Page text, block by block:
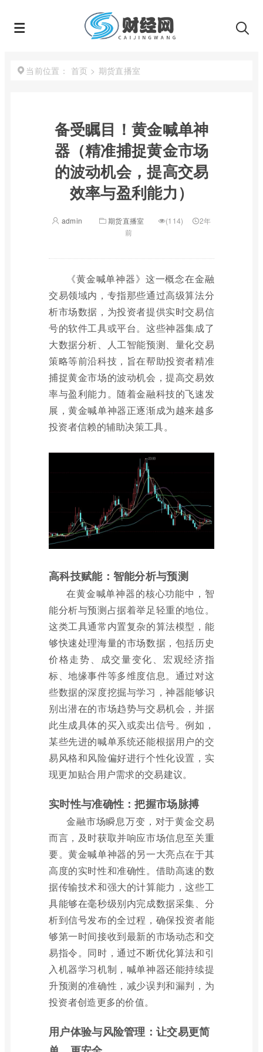
当前位置： 首页 > 期货直播室
备受瞩目！黄金喊单神
器（精准捕捉黄金市场
的波动机会，提高交易
效率与盈利能力）
admin 期货直播室 (114)
2年
前
《黄金喊单神器》这一概念在金融
交易领域内，专指那些通过高级算法分
析市场数据，为投资者提供实时交易信
号的软件工具或平台。这些神器集成了
大数据分析、人工智能预测、量化交易
策略等前沿科技，旨在帮助投资者精准
捕捉黄金市场的波动机会，提高交易效
率与盈利能力。随着金融科技的飞速发
展，黄金喊单神器正逐渐成为越来越多
投资者信赖的辅助决策工具。
高科技赋能：智能分析与预测
在黄金喊单神器的核心功能中，智
能分析与预测占据着举足轻重的地位。
这类工具通常内置复杂的算法模型，能
够快速处理海量的市场数据，包括历史
价格走势、成交量变化、宏观经济指
标、地缘事件等多维度信息。通过对这
些数据的深度挖掘与学习，神器能够识
别出潜在的市场趋势与交易机会，并据
此生成具体的买入或卖出信号。例如，
某些先进的喊单系统还能根据用户的交
易风格和风险偏好进行个性化设置，实
现更加贴合用户需求的交易建议。
实时性与准确性：把握市场脉搏
金融市场瞬息万变，对于黄金交易
而言，及时获取并响应市场信息至关重
要。黄金喊单神器的另一大亮点在于其
高度的实时性和准确性。借助高速的数
据传输技术和强大的计算能力，这些工
具能够在毫秒级别内完成数据采集、分
析到信号发布的全过程，确保投资者能
够第一时间接收到最新的市场动态和交
易指令。同时，通过不断优化算法和引
入机器学习机制，喊单神器还能持续提
升预测的准确性，减少误判和漏判，为
投资者创造更多的价值。
用户体验与风险管理：让交易更简